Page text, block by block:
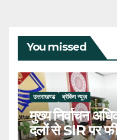
You missed
उत्तराखण्ड ब्रेकिंग न्यूज़
मुख्य निर्वाचन
दलों से SIR पर